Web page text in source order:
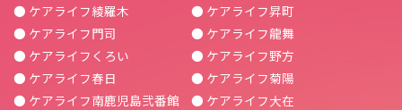
● ケアライフ綾羅木
● ケアライフ門司
● ケアライフくろい
● ケアライフ春日
● ケアライフ南鹿児島弐番館
● ケアライフ昇町
● ケアライフ龍舞
● ケアライフ野方
● ケアライフ菊陽
● ケアライフ大在